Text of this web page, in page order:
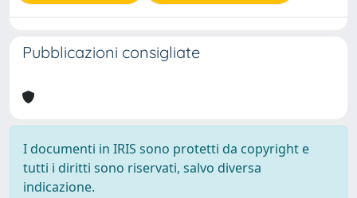
Pubblicazioni consigliate
I documenti in IRIS sono protetti da copyright e
tutti i diritti sono riservati, salvo diversa
indicazione.